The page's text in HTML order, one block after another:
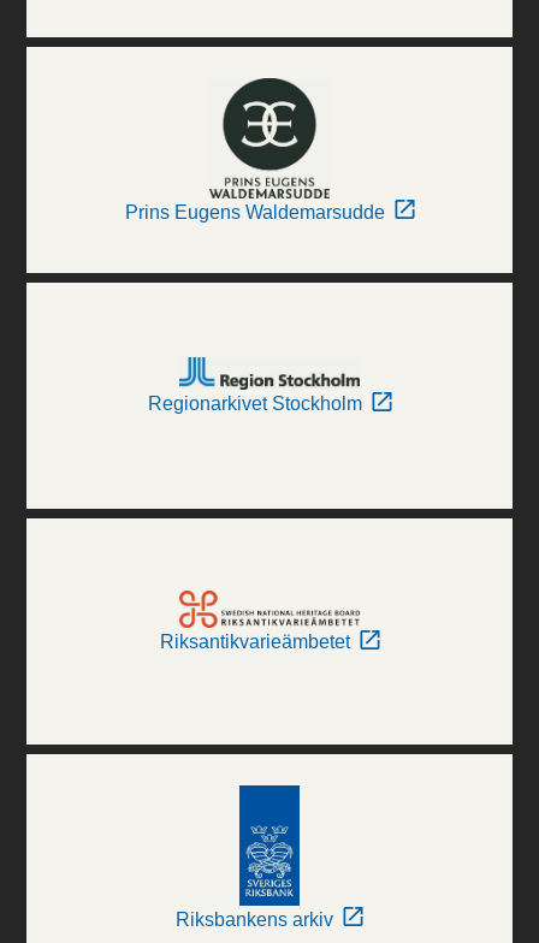
Prins Eugens Waldemarsudde
Regionarkivet Stockholm
Riksantikvarieämbetet
Riksbankens arkiv